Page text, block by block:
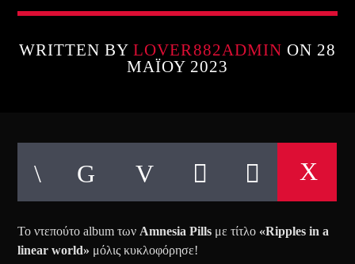
WRITTEN BYLOVER882ADMIN ON 28
ΜΑΪ́ΟΥ 2023
Το ντεπούτο album των Amnesia Pills με τίτλο «Ripples in a
linear world» μόλις κυκλοφόρησε!